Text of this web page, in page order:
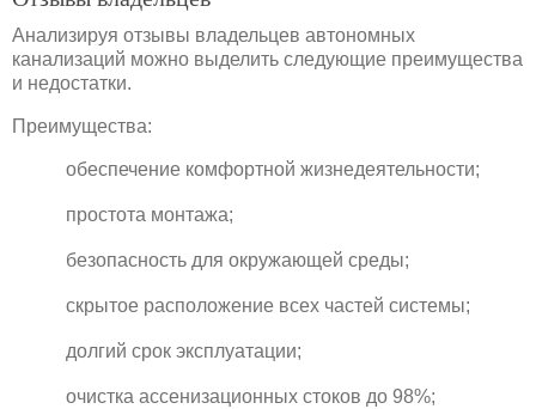
Анализируя отзывы владельцев автономных
канализаций можно выделить следующие преимущества
и недостатки.
Преимущества:
обеспечение комфортной жизнедеятельности;
простота монтажа;
безопасность для окружающей среды;
скрытое расположение всех частей системы;
долгий срок эксплуатации;
очистка ассенизационных стоков до 98%;